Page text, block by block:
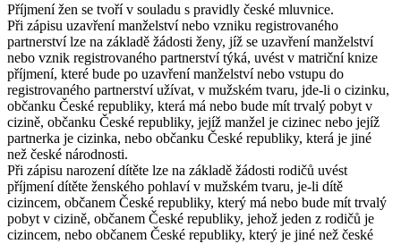
Příjmení žen se tvoří v souladu s pravidly české mluvnice.
Při zápisu uzavření manželství nebo vzniku registrovaného
partnerství lze na základě žádosti ženy, jíž se uzavření manželství
nebo vznik registrovaného partnerství týká, uvést v matriční knize
příjmení, které bude po uzavření manželství nebo vstupu do
registrovaného partnerství užívat, v mužském tvaru, jde-li o cizinku,
občanku České republiky, která má nebo bude mít trvalý pobyt v
cizině, občanku České republiky, jejíž manžel je cizinec nebo jejíž
partnerka je cizinka, nebo občanku České republiky, která je jiné
než české národnosti.
Při zápisu narození dítěte lze na základě žádosti rodičů uvést
příjmení dítěte ženského pohlaví v mužském tvaru, je-li dítě
cizincem, občanem České republiky, který má nebo bude mít trvalý
pobyt v cizině, občanem České republiky, jehož jeden z rodičů je
cizincem, nebo občanem České republiky, který je jiné než české